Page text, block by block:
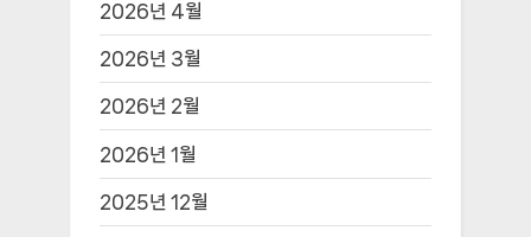
2026년 4월
2026년 3월
2026년 2월
2026년 1월
2025년 12월